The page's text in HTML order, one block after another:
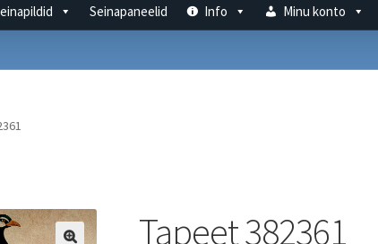
Seinapaneelid Info Minu konto
Tapeet 382361